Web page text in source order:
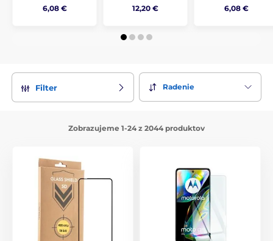
6,08 €
12,20 € 6,08 €
Filter Radenie
Zobrazujeme 1-24 z 2044 produktov